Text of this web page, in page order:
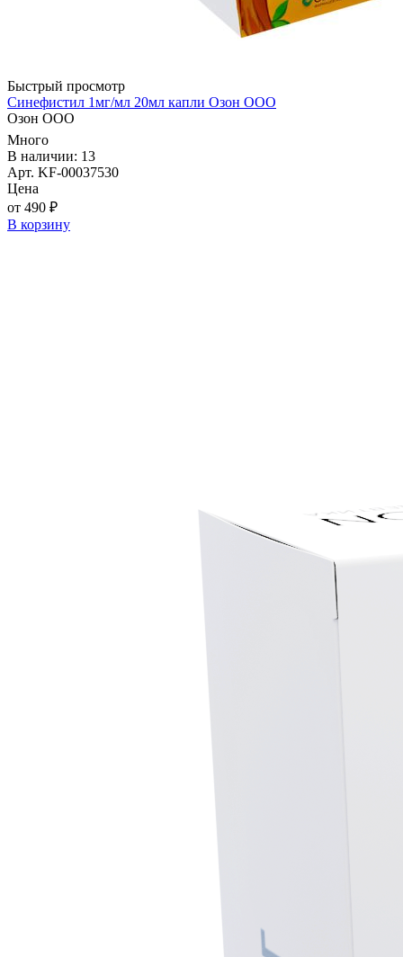
Быстрый просмотр
Синефистил 1мг/мл 20мл капли Озон ООО
Озон ООО
Много
В наличии: 13
Арт. KF-00037530
Цена
от 490 ₽
В корзину